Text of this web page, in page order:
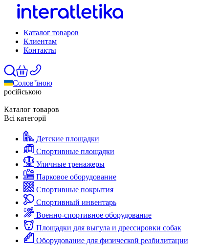
Каталог товаров
Клиентам
Контакты
Солов’їною
російською
Каталог товаров
Всі категорії
Детские площадки
Спортивные площадки
Уличные тренажеры
Парковое оборудование
Спортивные покрытия
Спортивный инвентарь
Военно-спортивное оборудование
Площадки для выгула и дрессировки собак
Оборудование для физической реабилитации